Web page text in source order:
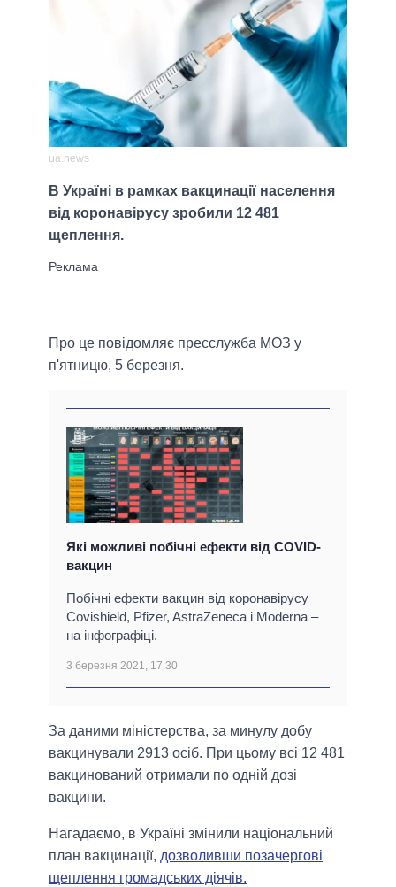
ua.news
В Україні в рамках вакцинації населення
від коронавірусу зробили 12 481
щеплення.
Про це повідомляє пресслужба МОЗ у
п'ятницю, 5 березня.
Які можливі побічні ефекти від COVID-
вакцин
Побічні ефекти вакцин від коронавірусу
Covishield, Pfizer, AstraZeneca і Moderna –
на інфографіці.
3 березня 2021, 17:30
За даними міністерства, за минулу добу
вакцинували 2913 осіб. При цьому всі 12 481
вакцинований отримали по одній дозі
вакцини.
Нагадаємо, в Україні змінили національний
план вакцинації, дозволивши позачергові
щеплення громадських діячів.